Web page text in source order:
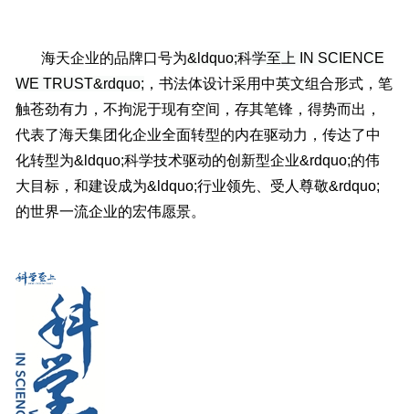
海天企业的品牌口号为&ldquo;科学至上 IN SCIENCE
WE TRUST&rdquo; ，书法体设计采用中英文组合形式，笔
触苍劲有力，不拘泥于现有空间，存其笔锋，得势而出，
代表了海天集团化企业全面转型的内在驱动力，传达了中
化转型为&ldquo;科学技术驱动的创新型企业&rdquo;的伟
大目标，和建设成为&ldquo;行业领先、受人尊敬&rdquo;
的世界一流企业的宏伟愿景。